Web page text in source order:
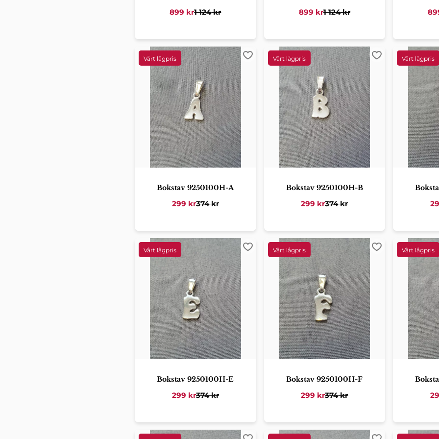
899 kr1 124kr 899 kr1 124kr
Bokstav 9250100H-A
299 kr374kr
Lägg till i favoriter
Bokstav 9250100H-B
299 kr374kr
Lägg till i
Bokstav 9250100H-E
299 kr374kr
Lägg till i favoriter
Bokstav 9250100H-F
299 kr374kr
Lägg till i